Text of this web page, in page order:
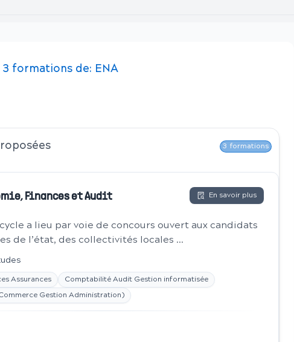
3 formations de: ENA
3 formations
Finances et Audit En savoir plus
cycle a lieu par voie de concours ouvert aux candidats
de l’état, des collectivités locales ...
Assurances
Comptabilité Audit Gestion informatisée
Gestion Administration)